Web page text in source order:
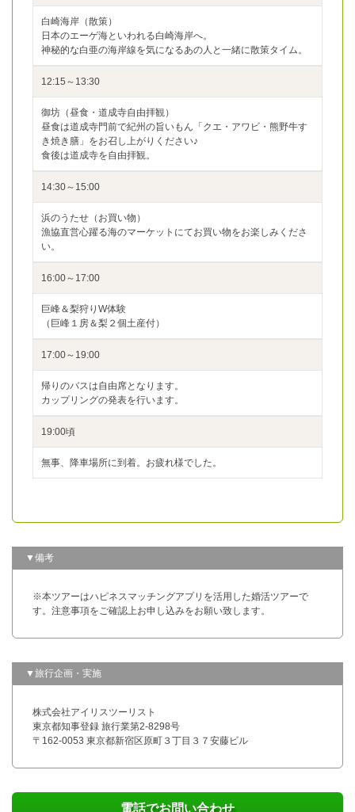
白崎海岸（散策）
日本のエーゲ海といわれる白崎海岸へ。
神秘的な白亜の海岸線を気になるあの人と一緒に散策タイム。
12:15～13:30
御坊（昼食・道成寺自由拝観）
昼食は道成寺門前で紀州の旨いもん「クエ・アワビ・熊野牛す
き焼き膳」をお召し上がりください♪
食後は道成寺を自由拝観。
14:30～15:00
浜のうたせ（お買い物）
漁協直営心躍る海のマーケットにてお買い物をお楽しみくださ
い。
16:00～17:00
巨峰＆梨狩りW体験
（巨峰１房＆梨２個土産付）
17:00～19:00
帰りのバスは自由席となります。
カップリングの発表を行います。
19:00頃
無事、降車場所に到着。お疲れ様でした。
▼備考
※本ツアーはハピネスマッチングアプリを活用した婚活ツアーで
す。注意事項をご確認上お申し込みをお願い致します。
▼旅行企画・実施
株式会社アイリスツーリスト
東京都知事登録 旅行業第2-8298号
〒162-0053 東京都新宿区原町３丁目３７安藤ビル
電話でお問い合わせ